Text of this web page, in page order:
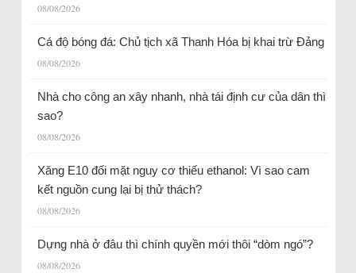
08/08/2026
Cá độ bóng đá: Chủ tịch xã Thanh Hóa bị khai trừ Đảng
08/08/2026
Nhà cho công an xây nhanh, nhà tái định cư của dân thì
sao?
08/08/2026
Xăng E10 đối mặt nguy cơ thiếu ethanol: Vì sao cam
kết nguồn cung lại bị thử thách?
08/08/2026
Dựng nhà ở đâu thì chính quyền mới thôi “dòm ngó”?
08/08/2026